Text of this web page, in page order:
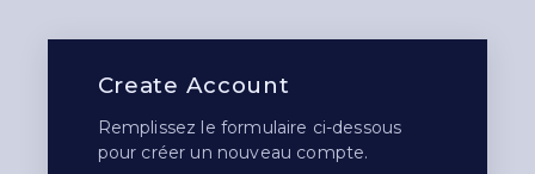
Create Account
Remplissez le formulaire ci-dessous
pour créer un nouveau compte.